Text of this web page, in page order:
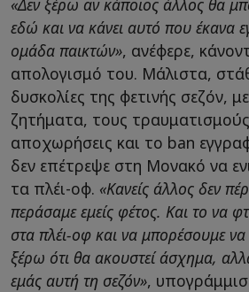
εδώ και να κάνει αυτό που έκανα
ομάδα παικτών», ανέφερε,
απολογισμό του. Μάλιστα,
δυσκολίες της φετινής σεζόν,
ζητήματα, τους
αποχωρήσεις και το ban
δεν επέτρεψε στη Μονακό να
τα πλέι-οφ. «Κανείς άλλος δεν
περάσαμε εμείς φέτος. Και το να
στα πλέι-οφ και να μπορέσουμε
ξέρω ότι θα ακουστεί άσχημα,
εμάς αυτή τη σεζόν»,